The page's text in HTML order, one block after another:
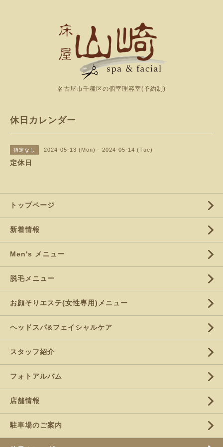
名古屋市千種区の個室理容室(予約制)
休日カレンダー
指定なし 2024-05-13 (Mon) - 2024-05-14 (Tue)
定休日
トップページ
新着情報
Men's メニュー
脱毛メニュー
お顔そりエステ(女性専用)メニュー
ヘッドスパ&フェイシャルケア
スタッフ紹介
フォトアルバム
店舗情報
駐車場のご案内